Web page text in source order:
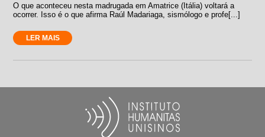
O que aconteceu nesta madrugada em Amatrice (Itália) voltará a
ocorrer. Isso é o que afirma Raúl Madariaga, sismólogo e profe[...]
LER MAIS